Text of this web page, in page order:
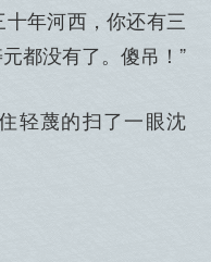
年河西，你还有三
都没有了。傻吊！”
轻蔑的扫了一眼沈